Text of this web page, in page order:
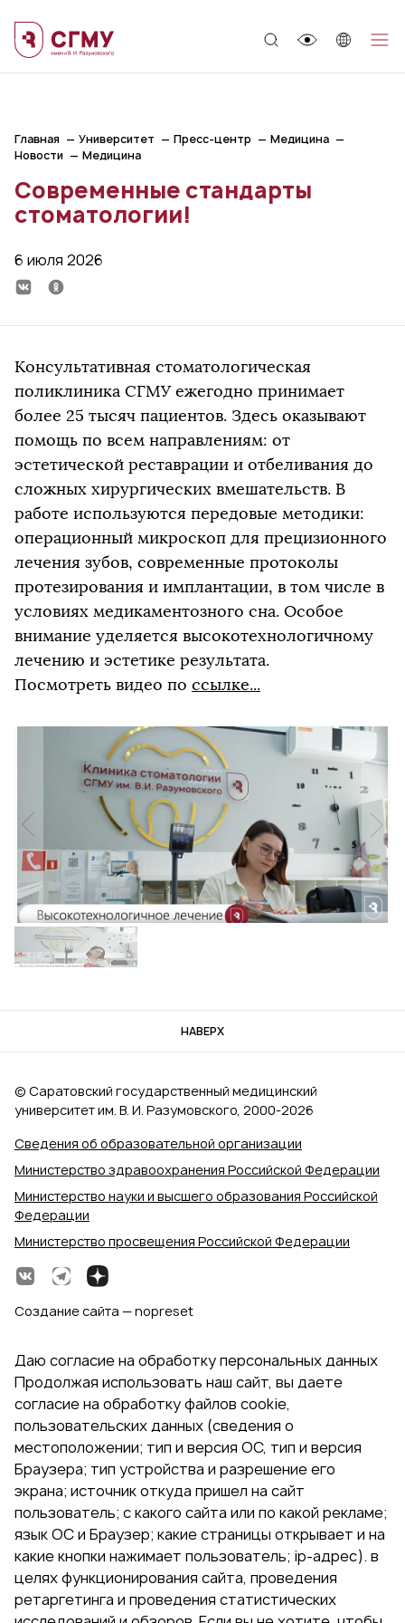
Главная Университет Пресс-центр
Медицина
Новости
Медицина
Современные стандарты
стоматологии!
6 июля 2026
Консультативная стоматологическая
поликлиника СГМУ ежегодно принимает
более 25 тысяч пациентов. Здесь оказывают
помощь по всем направлениям: от
эстетической реставрации и отбеливания до
сложных хирургических вмешательств. В
работе используются передовые методики:
операционный микроскоп для прецизионного
лечения зубов, современные протоколы
протезирования и имплантации, в том числе в
условиях медикаментозного сна. Особое
внимание уделяется высокотехнологичному
лечению и эстетике результата.
Посмотреть видео по ссылке...
НАВЕРХ
Сведения об образовательной организации
Министерство здравоохранения Российской Федерации
Министерство науки и высшего образования Российской
Федерации
Министерство просвещения Российской Федерации
© Саратовский государственный медицинский
университет им. В. И. Разумовского, 2000‑2026
Создание сайта — nopreset
Даю согласие на обработку персональных данных
Продолжая использовать наш сайт, вы даете
согласие на обработку файлов cookie,
пользовательских данных (сведения о
местоположении; тип и версия ОС, тип и версия
Браузера; тип устройства и разрешение его
экрана; источник откуда пришел на сайт
пользователь; с какого сайта или по какой рекламе;
язык ОС и Браузер; какие страницы открывает и на
какие кнопки нажимает пользователь; ip-адрес). в
целях функционирования сайта, проведения
ретаргетинга и проведения статистических